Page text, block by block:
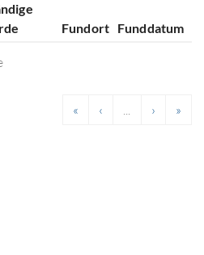
Fundort Funddatum
« ‹ ... › »